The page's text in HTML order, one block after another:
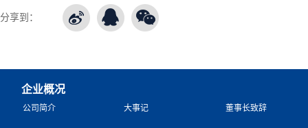
分享到：
企业概况
公司简介 大事记 董事长致辞